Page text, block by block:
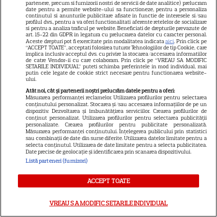
Știri mondene
Avantaje
Elle
Unica
Retete practice
URMĂREȘTE-NE PE
Copyright2026Ringier Romania – Toate Drepturile rezervate
Jocurile de noroc sunt interzise minorilor.
partenere, precum si furnizorii nostri de servicii de date analitice) prelucram
date pentru a permite website-ului sa functioneze, pentru a personaliza
continutul si anunturile publicitare afisate in functie de interesele si/sau
profilul dvs., pentru a va oferi functionalitati aferente retelelor de socializare
si pentru a analiza traficul pe website. Beneficiati de drepturile prevazute de
art. 15-22 din GDPR in legatura cu prelucrarea datelor cu caracter personal.
Aceste drepturi pot fi exercitate prin modalitatea indicataaici. Prin click pe
“ACCEPT TOATE”, acceptati folosirea tuturor Tehnologiilor de tip Cookie, care
implica inclusiv acceptul dvs. cu privire la stocarea/accesarea informatiilor
de catre Vendor-ii cu care colaboram. Prin click pe “VREAU SA MODIFIC
SETARILE INDIVIDUAL” puteti schimba preferintele in mod individual, mai
putin cele legate de cookie strict necesare pentru functionarea website-
ului.
Atât noi, cât și partenerii noștri prelucrăm datele pentru a oferi:
Măsurarea performanței reclamelor. Utilizarea profilurilor pentru selectarea
conținutului personalizat. Stocarea și/sau accesarea informațiilor de pe un
dispozitiv. Dezvoltarea și îmbunătățirea serviciilor. Crearea profilurilor de
conținut personalizat. Utilizarea profilurilor pentru selectarea publicității
personalizate. Crearea profilurilor pentru publicitate personalizată.
Măsurarea performanței conținutului. Înțelegerea publicului prin statistici
sau combinații de date din surse diferite. Utilizarea datelor limitate pentru a
selecta conținutul. Utilizarea de date limitate pentru a selecta publicitatea.
Date precise de geolocație și identificarea prin scanarea dispozitivului.
Listă parteneri (furnizori)
ACCEPT TOATE
VREAU SA MODIFIC SETARILE INDIVIDUAL